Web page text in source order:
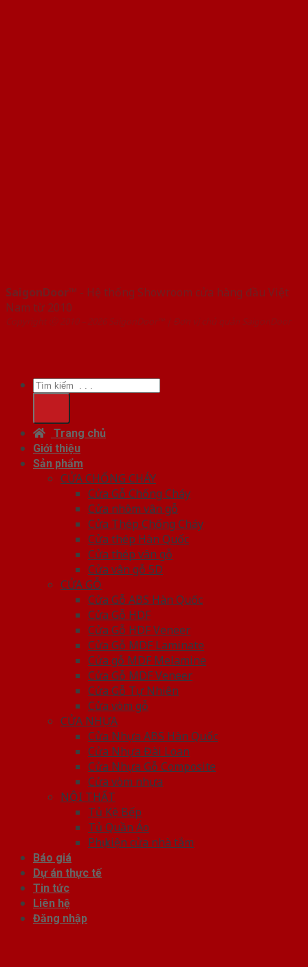
SaigonDoor™ - Hệ thống Showroom cửa hàng đầu Việt
Nam từ 2010
Copyright ⓒ 2010 – 2026 SaigonDoor™ | Đơn vị chủ quản SaigonDoor
Tìm
kiếm:
Trang chủ
Giới thiệu
Sản phẩm
CỬA CHỐNG CHÁY
Cửa Gỗ Chống Cháy
Cửa nhôm vân gỗ
Cửa Thép Chống Cháy
Cửa thép Hàn Quốc
Cửa thép vân gỗ
Cửa vân gỗ 5D
CỬA GỖ
Cửa Gỗ ABS Hàn Quốc
Cửa Gỗ HDF
Cửa Gỗ HDF Veneer
Cửa Gỗ MDF Laminate
Cửa gỗ MDF Melamine
Cửa Gỗ MDF Veneer
Cửa Gỗ Tự Nhiên
Cửa vòm gỗ
CỬA NHỰA
Cửa Nhựa ABS Hàn Quốc
Cửa Nhựa Đài Loan
Cửa Nhựa Gỗ Composite
Cửa vòm nhựa
NỘI THẤT
Tủ Kệ Bếp
Tủ Quần Áo
Phụ kiện cửa nhà tắm
Báo giá
Dự án thực tế
Tin tức
Liên hệ
Đăng nhập